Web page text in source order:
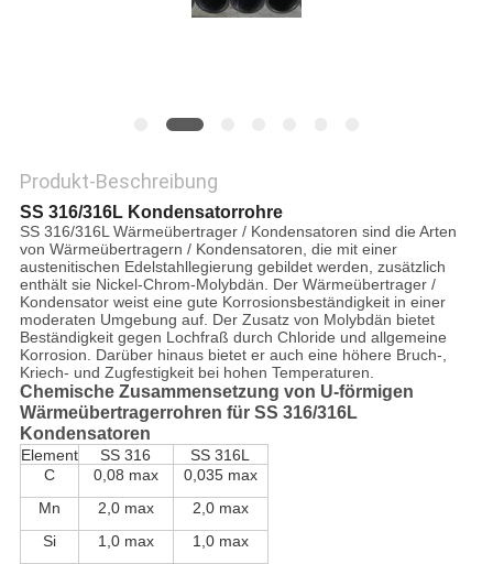
Produkt-Beschreibung
SS 316/316L Kondensatorrohre
SS 316/316L Wärmeübertrager / Kondensatoren sind die Arten
von Wärmeübertragern / Kondensatoren, die mit einer
austenitischen Edelstahllegierung gebildet werden, zusätzlich
enthält sie Nickel-Chrom-Molybdän. Der Wärmeübertrager /
Kondensator weist eine gute Korrosionsbeständigkeit in einer
moderaten Umgebung auf. Der Zusatz von Molybdän bietet
Beständigkeit gegen Lochfraß durch Chloride und allgemeine
Korrosion. Darüber hinaus bietet er auch eine höhere Bruch-,
Kriech- und Zugfestigkeit bei hohen Temperaturen.
Chemische Zusammensetzung von U-förmigen
Wärmeübertragerrohren für SS 316/316L
Kondensatoren
Element SS 316
SS 316L
C
0,08 max
0,035 max
Mn
2,0 max
2,0 max
Si
1,0 max
1,0 max